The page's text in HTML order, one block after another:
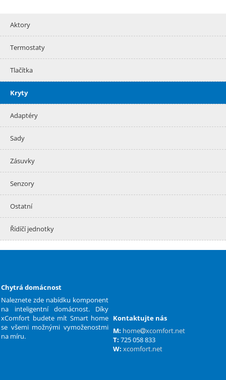
Aktory
Termostaty
Tlačítka
Kryty
Adaptéry
Sady
Zásuvky
Senzory
Ostatní
Řídíčí jednotky
Chytrá domácnost
Naleznete zde nabídku komponent
na inteligentní domácnost. Díky
xComfort budete mít Smart home
se všemi možnými vymoženostmi
na míru.
Kontaktujte nás
M: home
xcomfort.net
T: 725 058 833
W: xcomfort.net